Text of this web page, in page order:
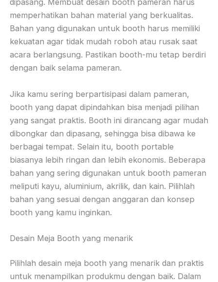
dipasang. Membuat desain booth pameran harus
memperhatikan bahan material yang berkualitas.
Bahan yang digunakan untuk booth harus memiliki
kekuatan agar tidak mudah roboh atau rusak saat
acara berlangsung. Pastikan booth-mu tetap berdiri
dengan baik selama pameran.
Jika kamu sering berpartisipasi dalam pameran,
booth yang dapat dipindahkan bisa menjadi pilihan
yang sangat praktis. Booth ini dirancang agar mudah
dibongkar dan dipasang, sehingga bisa dibawa ke
berbagai tempat. Selain itu, booth portable
biasanya lebih ringan dan lebih ekonomis. Beberapa
bahan yang sering digunakan untuk booth pameran
meliputi kayu, aluminium, akrilik, dan kain. Pilihlah
bahan yang sesuai dengan anggaran dan konsep
booth yang kamu inginkan.
Desain Meja Booth yang menarik
Pilihlah desain meja booth yang menarik dan praktis
untuk menampilkan produkmu dengan baik. Dalam